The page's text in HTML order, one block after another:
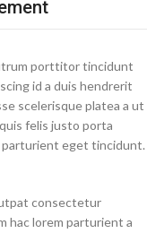
porttitor tincidunt
id a duis hendrerit
scelerisque platea a ut
felis justo porta
eget tincidunt.
consectetur
hac lorem parturient a